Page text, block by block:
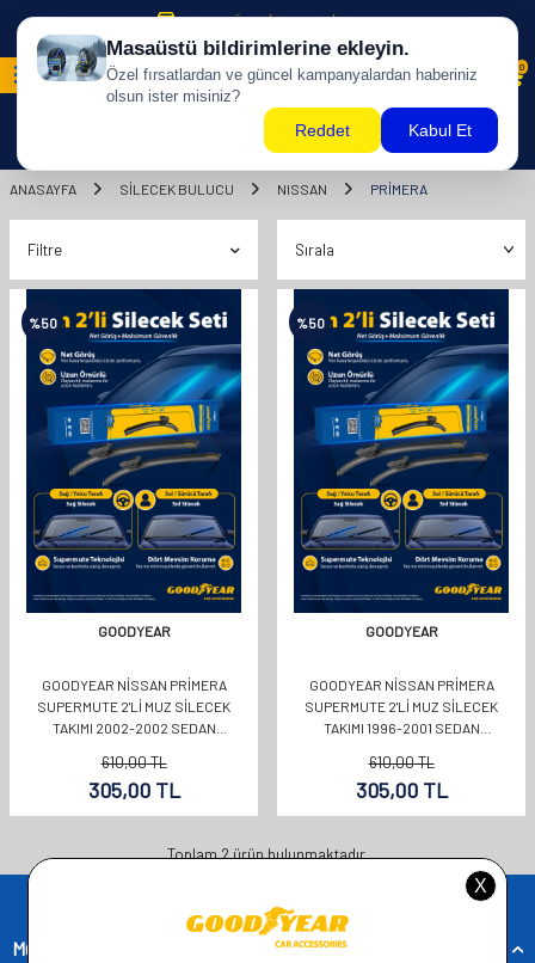
500 TL ÜZERİ KARGO BİZDEN !
0
ANASAYFA SILECEK BULUCU NISSAN PRİMERA
Filtre
%50
GOODYEAR
GOODYEAR NISSAN PRIMERA
SUPERMUTE 2'LI MUZ SILECEK
TAKIMI 2002-2002 SEDAN
610,00TL
305,00TL
%50
GOODYEAR
GOODYEAR NISSAN PRIMERA
SUPERMUTE 2'LI MUZ SILECEK
TAKIMI 1996-2001 SEDAN
610,00TL
305,00TL
Toplam2ürün bulunmaktadır.
Müşteri Hizmetleri